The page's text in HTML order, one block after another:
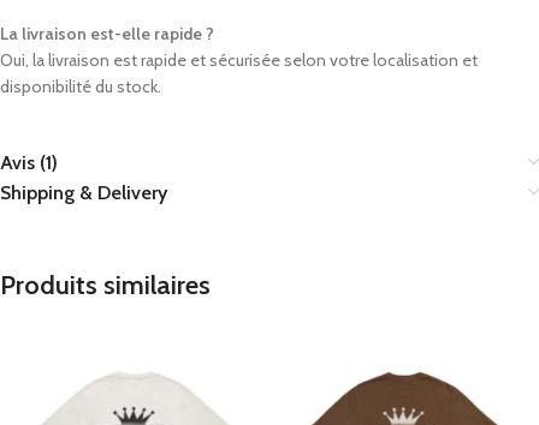
La livraison est-elle rapide ?
Oui, la livraison est rapide et sécurisée selon votre localisation et
disponibilité du stock.
Avis (1)
Shipping & Delivery
Produits similaires